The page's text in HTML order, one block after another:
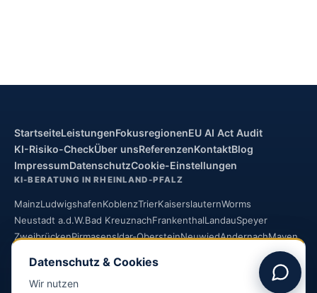
StartseiteLeistungenFokusregionenEU AI Act Audit
KI-Risiko-CheckÜber unsReferenzenKontaktBlog
ImpressumDatenschutzCookie-Einstellungen
KI-BERATUNG IN RHEINLAND-PFALZ
MainzLudwigshafenKoblenzTrierKaiserslauternWorms
Neustadt a.d.W.Bad KreuznachFrankenthalLandauSpeyer
ZweibrückenPirmasensIdar-ObersteinNeuwiedAndernachMayen
Kirchheimbolanden
RockenhausenKuselBitburgWittlich
Bad Neuenahr-Ahrweiler
Datenschutz & Cookies
Wir nutzen